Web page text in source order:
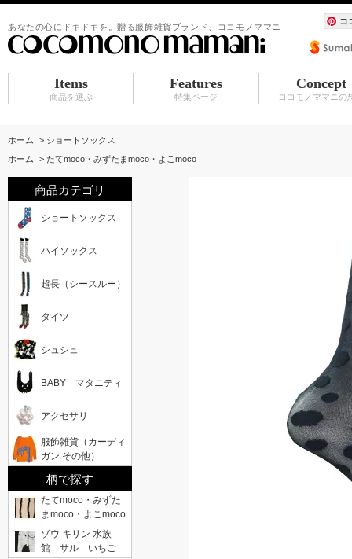
あなたの心にドキドキを。贈る服飾雑貨ブランド、ココモノママニ コ
Items
商品を選ぶ
Features
特集ページ
Concept
ココモノママニの
ホーム > ショートソックス
ホーム
> たてmoco・みずたまmoco・よこmoco
商品カテゴリ
ショートソックス
ハイソックス
超長（シースルー）
タイツ
シュシュ
BABY マタニティ
アクセサリ
服飾雑貨（カーディ
ガン その他）
柄で探す
たてmoco・みずた
まmoco・よこmoco
ゾウ キリン 水族
館 サル いちご